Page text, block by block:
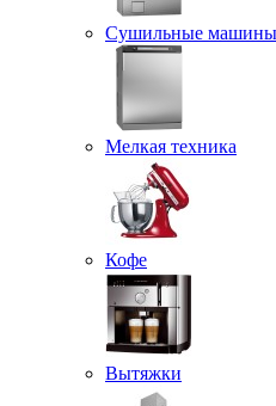
Сушильные машины
Мелкая техника
Кофе
Вытяжки